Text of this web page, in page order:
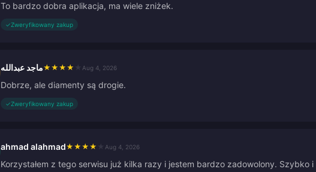
To bardzo dobra aplikacja, ma wiele zniżek.
✓Zweryfikowany zakup
ماجد عبدالله★ ★ ★ ★ Aug 4, 2026
Dobrze, ale diamenty są drogie.
✓Zweryfikowany zakup
ahmad alahmad★ ★ ★ ★ Aug 4, 2026
Korzystałem z tego serwisu już kilka razy i jestem bardzo zadowolony. Szybko